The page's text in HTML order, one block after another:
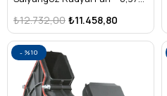
₺11.458,80
₺12.732,00
%10